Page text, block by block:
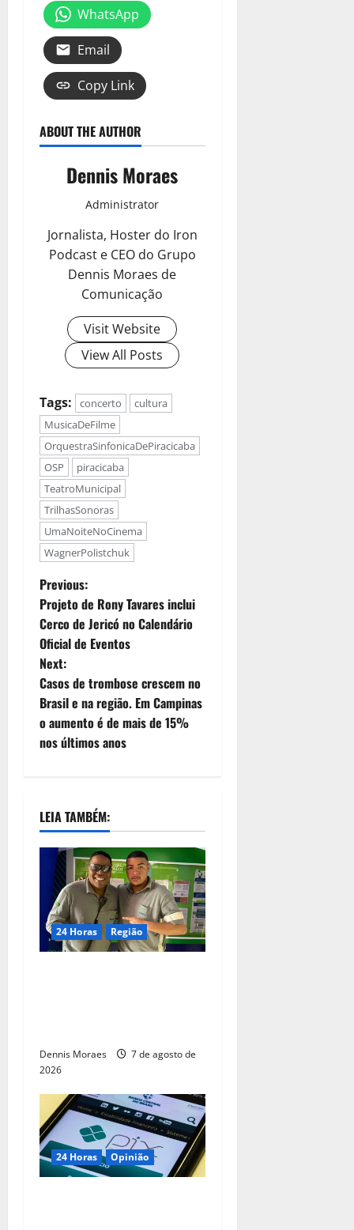
WhatsApp
Email
Copy Link
ABOUT THE AUTHOR
Dennis Moraes
Administrator
Jornalista, Hoster do Iron
Podcast e CEO do Grupo
Dennis Moraes de
Comunicação
Visit Website
View All Posts
Tags: concerto
cultura
MusicaDeFilme
OrquestraSinfonicaDePiracicaba
OSP
piracicaba
TeatroMunicipal
TrilhasSonoras
UmaNoiteNoCinema
WagnerPolistchuk
Previous:
Projeto de Rony Tavares inclui
Cerco de Jericó no Calendário
Oficial de Eventos
Next:
Casos de trombose crescem no
Brasil e na região. Em Campinas
o aumento é de mais de 15%
nos últimos anos
LEIA TAMBÉM:
24 Horas Região
Dennis Moraes
7 de agosto de
2026
24 Horas Opinião